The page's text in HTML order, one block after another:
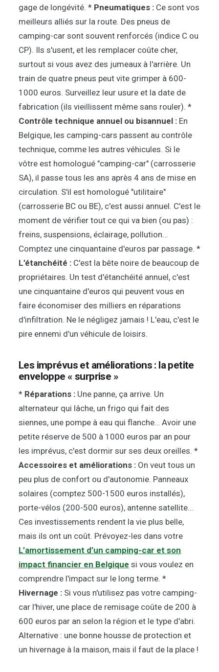
gage de longévité. * Pneumatiques : Ce sont vos
meilleurs alliés sur la route. Des pneus de
camping-car sont souvent renforcés (indice C ou
CP). Ils s'usent, et les remplacer coûte cher,
surtout si vous avez des jumeaux à l'arrière. Un
train de quatre pneus peut vite grimper à 600-
1000 euros. Surveillez leur usure et la date de
fabrication (ils vieillissent même sans rouler). *
Contrôle technique annuel ou bisannuel : En
Belgique, les camping-cars passent au contrôle
technique, comme les autres véhicules. Si le
vôtre est homologué "camping-car" (carrosserie
SA), il passe tous les ans après 4 ans de mise en
circulation. S'il est homologué "utilitaire"
(carrosserie BC ou BE), c'est aussi annuel. C'est le
moment de vérifier tout ce qui va bien (ou pas) :
freins, suspensions, éclairage, pollution…
Comptez une cinquantaine d'euros par passage. *
L’étanchéité : C'est la bête noire de beaucoup de
propriétaires. Un test d'étanchéité annuel, c'est
une cinquantaine d'euros qui peuvent vous en
faire économiser des milliers en réparations
d'infiltration. Ne le négligez jamais ! L'eau, c'est le
pire ennemi d'un véhicule de loisirs.
Les imprévus et améliorations : la petite
enveloppe « surprise »
* Réparations : Une panne, ça arrive. Un
alternateur qui lâche, un frigo qui fait des
siennes, une pompe à eau qui flanche… Avoir une
petite réserve de 500 à 1000 euros par an pour
les imprévus, c'est dormir sur ses deux oreilles. *
Accessoires et améliorations : On veut tous un
peu plus de confort ou d'autonomie. Panneaux
solaires (comptez 500-1500 euros installés),
porte-vélos (200-500 euros), antenne satellite…
Ces investissements rendent la vie plus belle,
mais ils ont un coût. Prévoyez-les dans votre
L’amortissement d’un camping-car et son
impact financier en Belgique si vous voulez en
comprendre l'impact sur le long terme. *
Hivernage : Si vous n'utilisez pas votre camping-
car l'hiver, une place de remisage coûte de 200 à
600 euros par an selon la région et le type d'abri.
Alternative : une bonne housse de protection et
un hivernage à la maison, mais il faut de la place !